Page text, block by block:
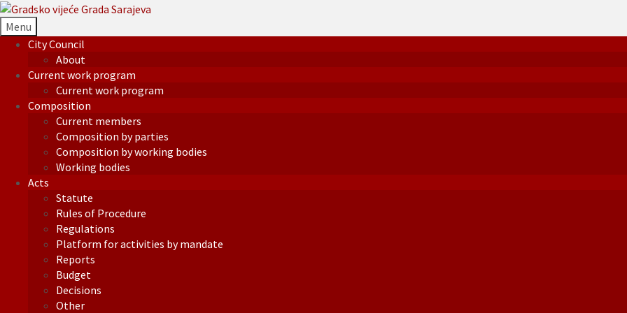
Menu
City Council
About
Current work program
Current work program
Composition
Current members
Composition by parties
Composition by working bodies
Working bodies
Acts
Statute
Rules of Procedure
Regulations
Platform for activities by mandate
Reports
Budget
Decisions
Other